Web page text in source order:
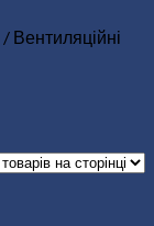
/ Вентиляційні